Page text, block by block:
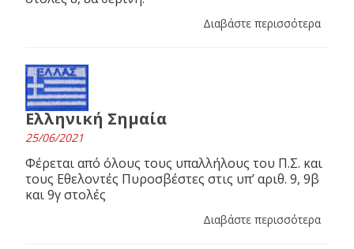
Διαβάστε περισσότερα
Ελληνική Σημαία
25/06/2021
Φέρεται από όλους τους υπαλλήλους του Π.Σ. και
τους Εθελοντές Πυροσβέστες στις υπ’ αριθ. 9, 9β
και 9γ στολές
Διαβάστε περισσότερα